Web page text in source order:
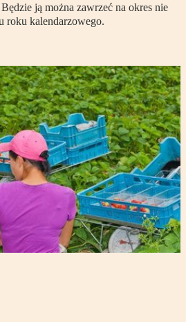
ją można zawrzeć na okres nie
roku kalendarzowego.